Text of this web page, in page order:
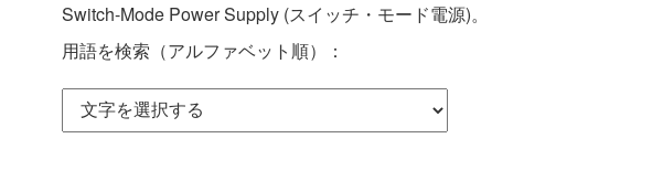
Switch-Mode Power Supply (スイッチ・モード電源)。
用語を検索（アルファベット順）：